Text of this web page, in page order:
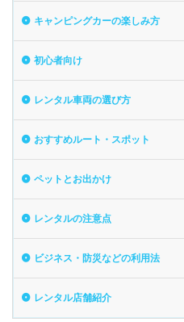
キャンピングカーの楽しみ方
初心者向け
レンタル車両の選び方
おすすめルート・スポット
ペットとお出かけ
レンタルの注意点
ビジネス・防災などの利用法
レンタル店舗紹介